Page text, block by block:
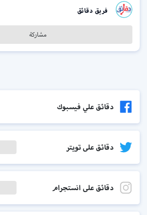
فريق دقائق
مشاركة
دقائق علي فيسبوك
دقائق على تويتر
دقائق على انستجرام